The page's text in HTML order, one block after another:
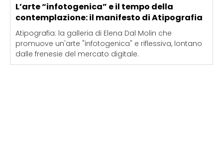
L’arte “infotogenica” e il tempo della
contemplazione: il manifesto di Atipografia
Atipografia: la galleria di Elena Dal Molin che
promuove un'arte "infotogenica" e riflessiva, lontano
dalle frenesie del mercato digitale.